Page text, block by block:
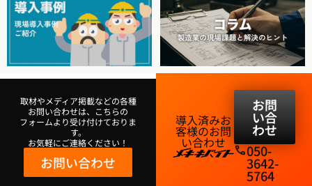
取材やメディア掲載などの各種
お問い合わせは、こちらの
フォームより受け付けておりま
す。
お気軽にご連絡ください！
お問い合わせ
導入済みお
客様のお問
い合わせ​
お問
い合
わせ
phone050-
3642-
5764​